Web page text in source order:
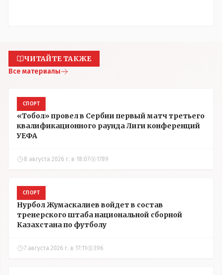
ЧИТАЙТЕ ТАКЖЕ
Все материалы
СПОРТ
«Тобол» провел в Сербии первый матч третьего
квалификационного раунда Лиги конференций
УЕФА
8 августа 2026 г. в 18:07 1789
СПОРТ
Нурбол Жумаскалиев войдет в состав
тренерского штаба национальной сборной
Казахстана по футболу
7 августа 2026 г. в 17:11 396